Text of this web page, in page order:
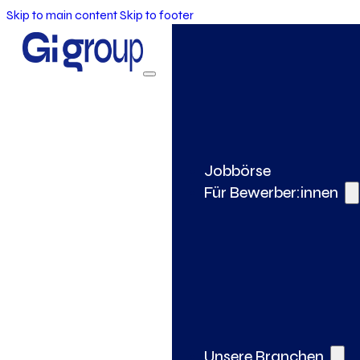
Skip to main contentSkip to footer
Jobbörse
Für Bewerber:innen